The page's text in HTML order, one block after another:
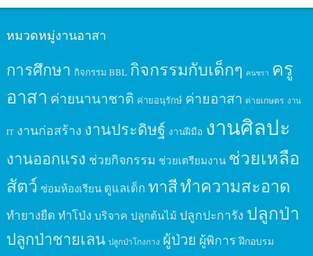
หมวดหมู่งานอาสา
การศึกษา กิจกรรม BBL กิจกรรมกับเด็กๆ คนชรา ครู
อาสา ค่ายนานาชาติ ค่ายอนุรักษ์ ค่ายอาสา ค่ายเกษตร งาน
IT งานก่อสร้าง งานประดิษฐ์ งานฝีมือ งานศิลปะ
งานออกแรง ช่วยกิจกรรม ช่วยเตรียมงาน ช่วยเหลือ
สัตว์ ซ่อมห้องเรียน ดูแลเด็ก ทาสีทำความสะอาด
ทำยางยืด ทำโป่ง บริจาค ปลูกต้นไม้ ปลูกปะการัง ปลูกป่า
ปลูกป่าชายเลน ปลูกป่าโกงกาง ผู้ป่วย ผู้พิการ ฝึกอบรม